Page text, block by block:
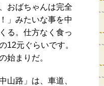
おばちゃんは完全
」みたいな事を中
る。仕方なく食っ
12元ぐらいです。
始まりだ。
山路」は、車道、